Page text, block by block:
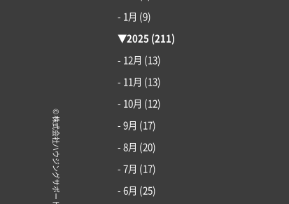
- 1月 (9)
▼2025 (211)
- 12月 (13)
- 11月 (13)
- 10月 (12)
- 9月 (17)
- 8月 (20)
- 7月 (17)
- 6月 (25)